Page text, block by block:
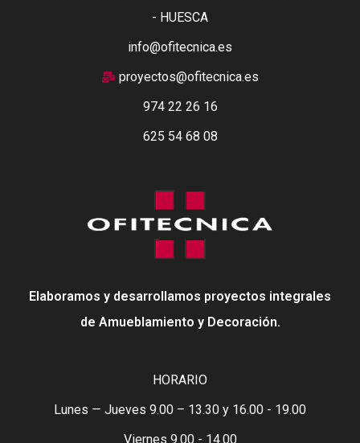
- HUESCA
info@ofitecnica.es
proyectos@ofitecnica.es
974 22 26 16
625 54 68 08
Elaboramos y desarrollamos proyectos integrales
de Amueblamiento y Decoración.
HORARIO
Lunes — Jueves 9.00 – 13.30 y 16.00 - 19.00
Viernes 9.00 - 14.00